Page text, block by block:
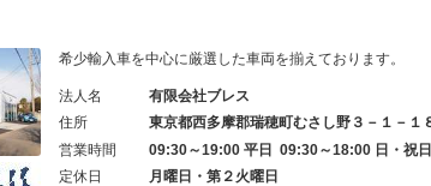
希少輸入車を中心に厳選した車両を揃えております。
法人名
有限会社ブレス
住所
東京都西多摩郡瑞穂町むさし野３－１－１
営業時間
09:30～19:00 平日 09:30～18:00 日・祝日
定休日
月曜日・第２火曜日